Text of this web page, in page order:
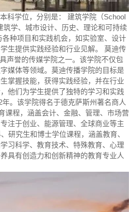
科学位，分别是： 建筑学院（School
学、城市设计、历史、理论和可持续
种项目和实践机会，如实验室、设计
生提供实践经验和行业见解。 莫迪传
声誉的传媒学院之一。该学院不仅包
媒体等领域。莫迪传播学院的目标是
掌握技能，获得实践经验，并在行业
他们为学生提供了独特的学习和实践
。该学院得名于德克萨斯州著名商人
课程，涵盖会计、金融、管理、市场营
注于创业、能源管理、全球商业等主
研究生和博士学位课程，涵盖教育、
习科学、教育技术、特殊教育、心理
具有创造力和创新精神的教育专业人